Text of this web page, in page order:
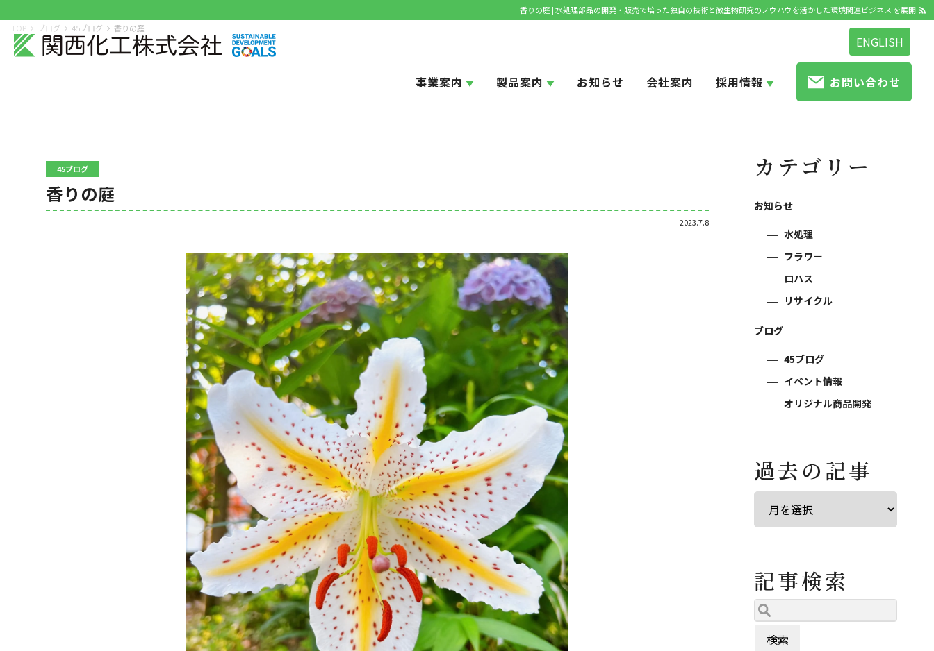
香りの庭 | 水処理部品の開発・販売で培った独自の技術と微生物研究のノウハウを活かした環境関連ビジネス を展開
ENGLISH
事業案内 製品案内 お知らせ 会社案内 採用情報 お問い合わせ
TOP ブログ 45ブログ 香りの庭
45ブログ
香りの庭
2023.7.8
カテゴリー
お知らせ
水処理
フラワー
ロハス
リサイクル
ブログ
45ブログ
イベント情報
オリジナル商品開発
過去の記事
記事検索